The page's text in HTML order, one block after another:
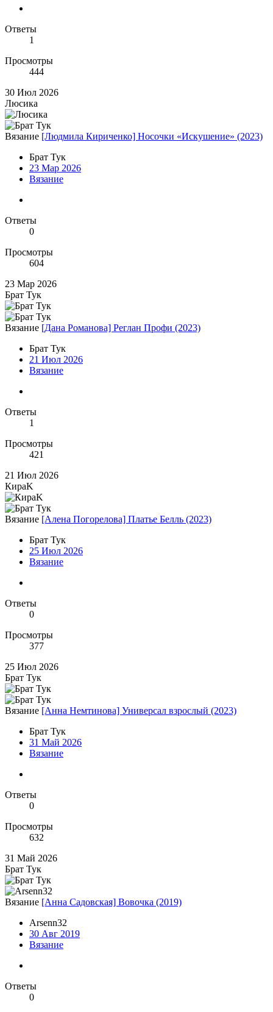
Ответы
1
Просмотры
444
30 Июл 2026
Люсика
Вязание [Людмила Кириченко] Носочки «Искушение» (2023)
Брат Тук
23 Мар 2026
Вязание
Ответы
0
Просмотры
604
23 Мар 2026
Брат Тук
Вязание [Дана Романова] Реглан Профи (2023)
Брат Тук
21 Июл 2026
Вязание
Ответы
1
Просмотры
421
21 Июл 2026
КираK
Вязание [Алена Погорелова] Платье Белль (2023)
Брат Тук
25 Июл 2026
Вязание
Ответы
0
Просмотры
377
25 Июл 2026
Брат Тук
Вязание [Анна Немтинова] Универсал взрослый (2023)
Брат Тук
31 Май 2026
Вязание
Ответы
0
Просмотры
632
31 Май 2026
Брат Тук
Вязание [Анна Садовская] Вовочка (2019)
Arsenn32
30 Авг 2019
Вязание
Ответы
0